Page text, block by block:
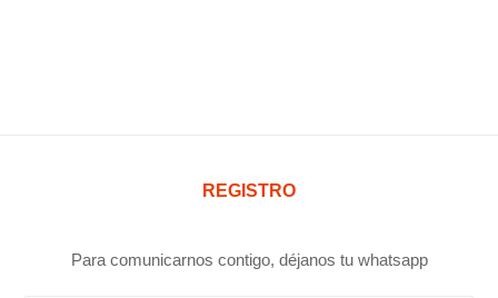
REGISTRO
Para comunicarnos contigo, déjanos tu whatsapp